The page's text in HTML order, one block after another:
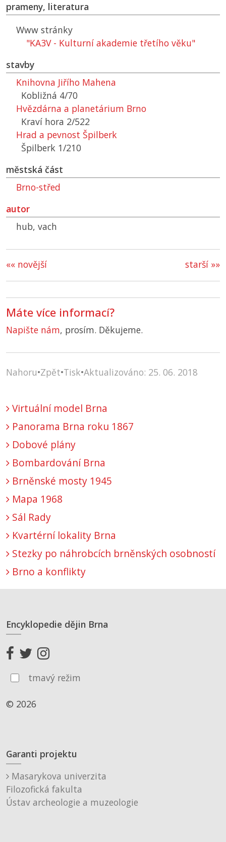
prameny, literatura
Www stránky
"KA3V - Kulturní akademie třetího věku"
stavby
Knihovna Jiřího Mahena
Kobližná 4/70
Hvězdárna a planetárium Brno
Kraví hora 2/522
Hrad a pevnost Špilberk
Špilberk 1/210
městská část
Brno-střed
autor
hub, vach
starší »»
«« novější
Máte více informací?
Napište nám, prosím. Děkujeme.
Nahoru•Zpět•Tisk•Aktualizováno: 25. 06. 2018
Virtuální model Brna
Panorama Brna roku 1867
Dobové plány
Bombardování Brna
Brněnské mosty 1945
Mapa 1968
Sál Rady
Kvartérní lokality Brna
Stezky po náhrobcích brněnských osobností
Brno a konflikty
Encyklopedie dějin Brna
tmavý režim
© 2026
Garanti projektu
Masarykova univerzita
Filozofická fakulta
Ústav archeologie a muzeologie